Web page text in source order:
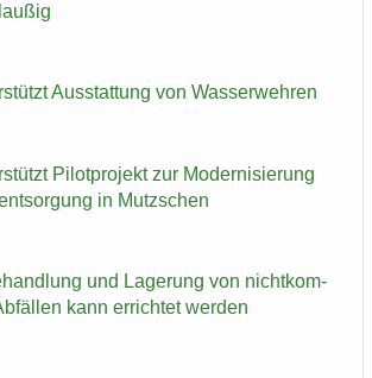
Aus­stat­tung von Was­ser­weh­ren
Pi­lot­pro­jekt zur Mo­der­ni­sie­rung
in Mutz­schen
und La­ge­rung von nicht­kom­
kann er­rich­tet wer­den